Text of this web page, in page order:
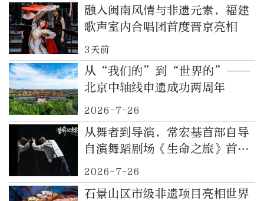
融入闽南风情与非遗元素，福建
歌声室内合唱团首度晋京亮相
3天前
从“我们的”到“世界的”——
北京中轴线申遗成功两周年
2026-7-26
从舞者到导演，常宏基首部自导
自演舞蹈剧场《生命之旅》首度
亮相北京
2026-7-26
石景山区市级非遗项目亮相世界